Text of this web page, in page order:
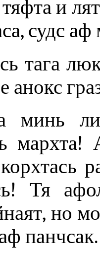
и
судс
тага
анокс
мархта!
Тя
но
панчсак.